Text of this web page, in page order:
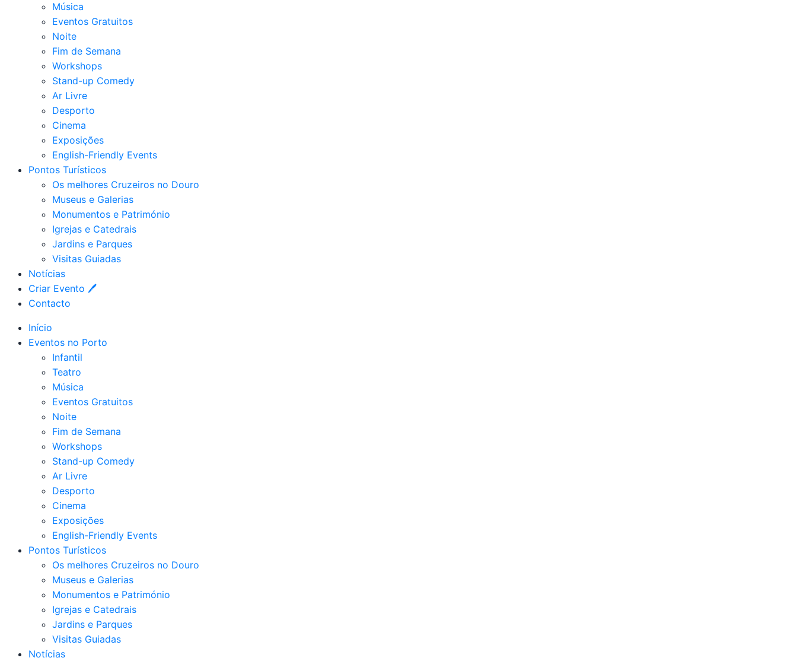
Música
Eventos Gratuitos
Noite
Fim de Semana
Workshops
Stand-up Comedy
Ar Livre
Desporto
Cinema
Exposições
English-Friendly Events
Pontos Turísticos
Os melhores Cruzeiros no Douro​
Museus e Galerias
Monumentos e Património
Igrejas e Catedrais
Jardins e Parques
Visitas Guiadas
Notícias
Criar Evento 🖊
Contacto
Início
Eventos no Porto
Infantil
Teatro
Música
Eventos Gratuitos
Noite
Fim de Semana
Workshops
Stand-up Comedy
Ar Livre
Desporto
Cinema
Exposições
English-Friendly Events
Pontos Turísticos
Os melhores Cruzeiros no Douro​
Museus e Galerias
Monumentos e Património
Igrejas e Catedrais
Jardins e Parques
Visitas Guiadas
Notícias